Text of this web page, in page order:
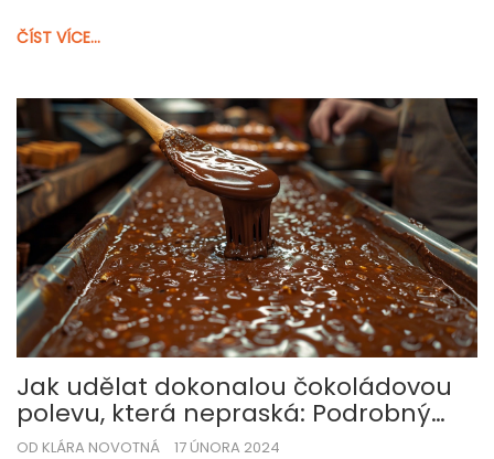
čokolády až po dlouho diskutovaný poměr surovin -
ČÍST VÍCE...
Jak udělat dokonalou čokoládovou
polevu, která nepraská: Podrobný
průvodce
OD KLÁRA NOVOTNÁ 17 ÚNORA 2024